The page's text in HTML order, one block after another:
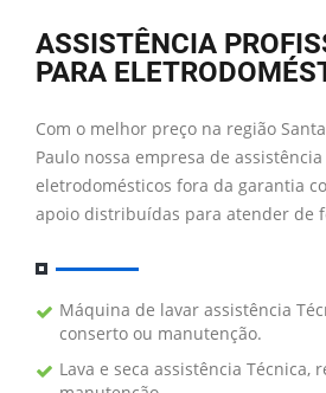
ASSISTÊNCIA
PARA
Com o melhor preço na região
Paulo nossa empresa de
eletrodomésticos fora da garantia
apoio distribuídas para atender de
Máquina de lavar assistência
conserto ou manutenção.
Lava e seca assistência Técnica,